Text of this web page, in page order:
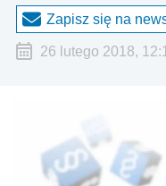
Zapisz się na
26 lutego 2018,